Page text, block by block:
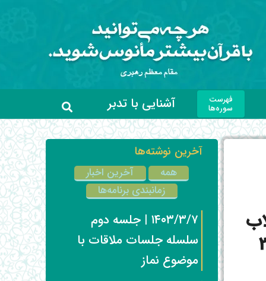
فهرست
سوره‌ها آشنایی با تدبر
36
آخرین نوشته‌ها
همه
آخرین اخبار
زمانبندی برنامه‌ها
۱۴۰۳/۳/۷ | جلسه دوم
سلسله جلسات ملاقات با
موضوع نماز